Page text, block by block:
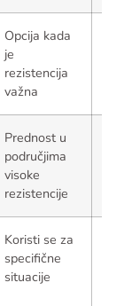
Opcija kada
je
rezistencija
važna
Prednost u
područjima
visoke
rezistencije
Koristi se za
specifične
situacije